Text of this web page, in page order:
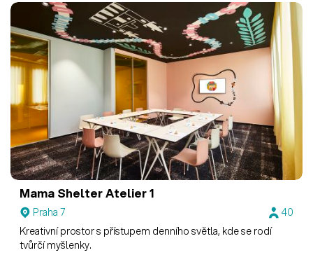
Mama ShelterAtelier 1
Praha 7
40
Kreativní prostor s přístupem denního světla, kde se rodí
tvůrčí myšlenky.